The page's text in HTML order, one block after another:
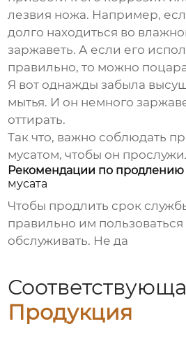
лезвия ножа. Например,
долго находиться во
заржаветь. А если его
правильно, то можно
Я вот однажды забыла
мытья. И он немного
оттирать.
Так что, важно соблюдать
мусатом, чтобы он
Рекомендации по продлению
мусата
Чтобы продлить срок
правильно им
обслуживать. Не да
Продукция